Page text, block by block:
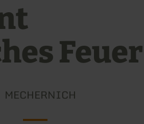
Feuer
MECHERNICH